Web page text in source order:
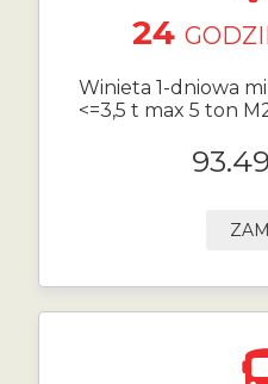
24
Winieta 1-dniowa
<=3,5 t max 5 ton